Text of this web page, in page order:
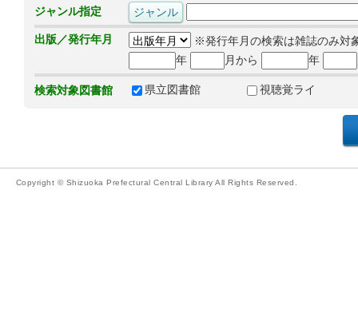
ジャンル指定
出版／発行年月
※発行年月の検索は雑誌のみ対
年
月から 年
検索対象図書館 県立図書館 視聴覚ライ
Copyright © Shizuoka Prefectural Central Library All Rights Reserved.